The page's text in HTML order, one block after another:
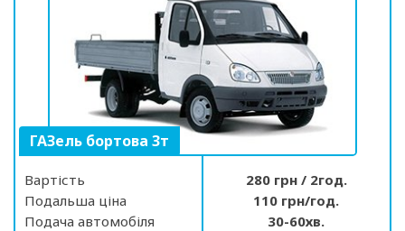
ГАЗель бортова 3т
Вартість
280 грн / 2год.
Подальша ціна
110 грн/год.
Подача автомобіля
30-60хв.